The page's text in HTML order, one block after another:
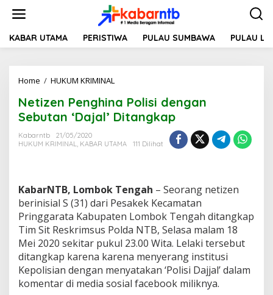
t
KABAR UTAMA PERISTIWA PULAU SUMBAWA PULAU
Home / HUKUM KRIMINAL
t
i
z
n
g
h
i
n
a
P
o
l
s
Netizen Penghina Polisi dengan
Sebutan ‘Dajal’ Ditangkap
Kabarntb
21/05/2020
HUKUM KRIMINAL, KABAR UTAMA 111 Dilihat
KabarNTB, Lombok Tengah – Seorang netizen
berinisial S (31) dari Pesakek Kecamatan
Pringgarata Kabupaten Lombok Tengah ditangkap
Tim Sit Reskrimsus Polda NTB, Selasa malam 18
Mei 2020 sekitar pukul 23.00 Wita. Lelaki tersebut
ditangkap karena karena menyerang institusi
Kepolisian dengan menyatakan ‘Polisi Dajjal’ dalam
komentar di media sosial facebook miliknya.